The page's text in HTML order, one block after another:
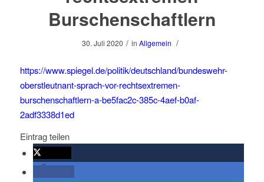
Burschenschaftlern
30. Juli 2020 / inAllgemein /
https://www.spiegel.de/politik/deutschland/bundeswehr-
oberstleutnant-sprach-vor-rechtsextremen-
burschenschaftlern-a-be5fac2c-385c-4aef-b0af-
2adf3338d1ed
Eintrag teilen